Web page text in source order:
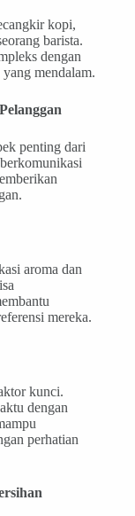
kopi,
barista.
dengan
mendalam.
penting dari
aroma dan
mereka.
kunci.
dengan
perhatian